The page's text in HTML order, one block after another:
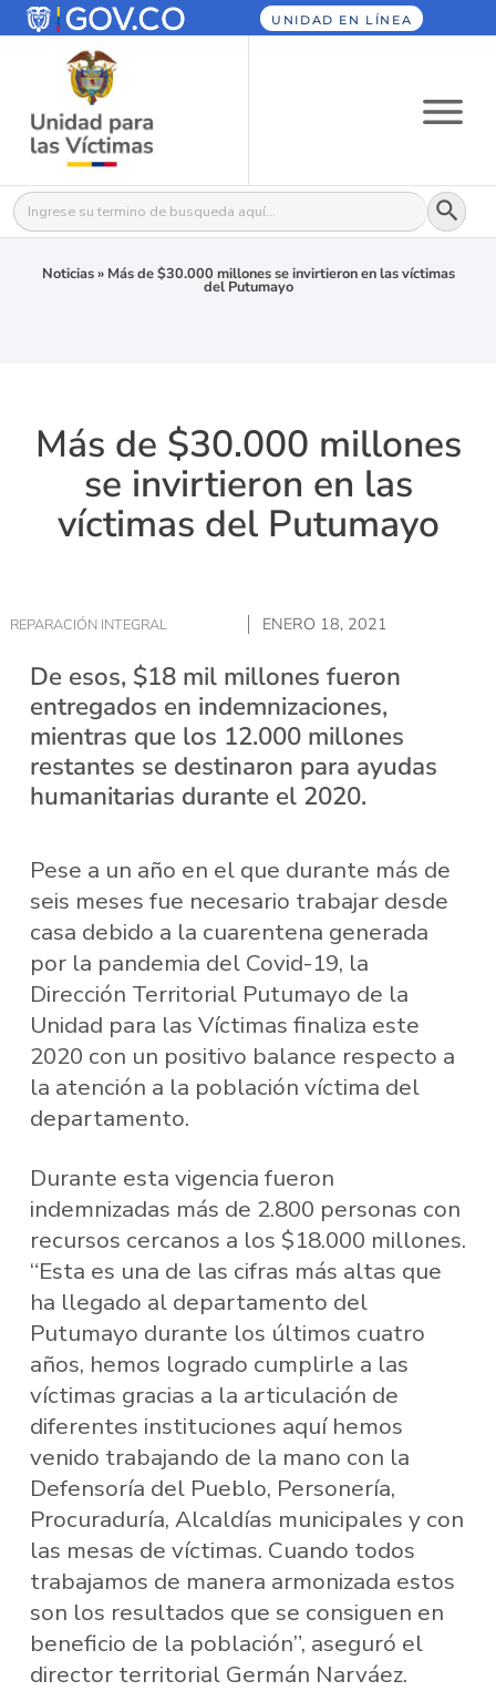
UNIDAD EN LÍNEA
Buscar: Botón
Noticias» Más de $30.000 millones se invirtieron en las víctimas
del Putumayo
Más de $30.000 millones
se invirtieron en las
víctimas del Putumayo
REPARACIÓN INTEGRAL ENERO 18, 2021
De esos, $18 mil millones fueron
entregados en indemnizaciones,
mientras que los 12.000 millones
restantes se destinaron para ayudas
humanitarias durante el 2020.
Pese a un año en el que durante más de
seis meses fue necesario trabajar desde
casa debido a la cuarentena generada
por la pandemia del Covid-19, la
Dirección Territorial Putumayo de la
Unidad para las Víctimas finaliza este
2020 con un positivo balance respecto a
la atención a la población víctima del
departamento.
Durante esta vigencia fueron
indemnizadas más de 2.800 personas con
recursos cercanos a los $18.000 millones.
“Esta es una de las cifras más altas que
ha llegado al departamento del
Putumayo durante los últimos cuatro
años, hemos logrado cumplirle a las
víctimas gracias a la articulación de
diferentes instituciones aquí hemos
venido trabajando de la mano con la
Defensoría del Pueblo, Personería,
Procuraduría, Alcaldías municipales y con
las mesas de víctimas. Cuando todos
trabajamos de manera armonizada estos
son los resultados que se consiguen en
beneficio de la población”, aseguró el
director territorial Germán Narváez.